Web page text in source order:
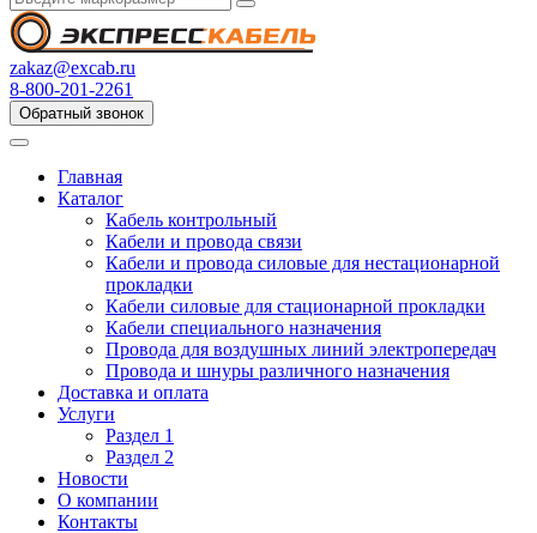
zakaz@excab.ru
8-800-201-2261
Обратный звонок
Главная
Каталог
Кабель контрольный
Кабели и провода связи
Кабели и провода силовые для нестационарной
прокладки
Кабели силовые для стационарной прокладки
Кабели специального назначения
Провода для воздушных линий электропередач
Провода и шнуры различного назначения
Доставка и оплата
Услуги
Раздел 1
Раздел 2
Новости
О компании
Контакты